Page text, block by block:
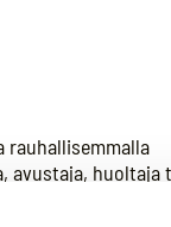
rauhallisemmalla
avustaja, huoltaja